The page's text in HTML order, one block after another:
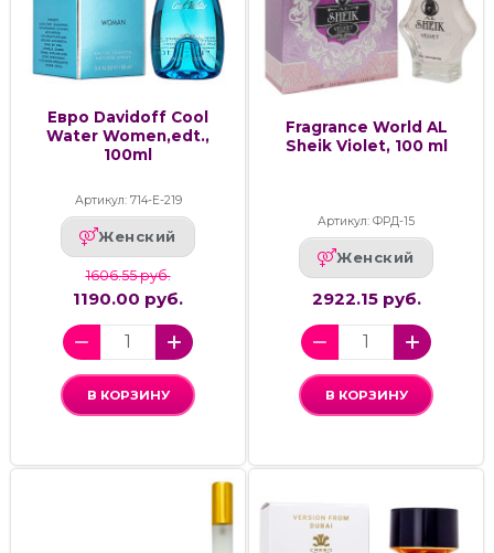
Евро Davidoff Cool
Water Women,edt.,
100ml
Артикул: 714-Е-219
Женский
1606.55 руб.
1190.00 руб.
В КОРЗИНУ
Fragrance World AL
Sheik Violet, 100 ml
Артикул: ФРД-15
Женский
2922.15 руб.
В КОРЗИНУ